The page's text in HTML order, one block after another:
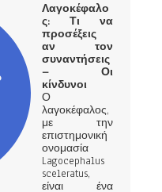
Λαγοκέφαλο
ς: Τι να
προσέξεις
αν τον
συναντήσεις
– Οι
κίνδυνοι
Ο
λαγοκέφαλος,
με την
επιστημονική
ονομασία
Lagocephalus
sceleratus,
είναι ένα